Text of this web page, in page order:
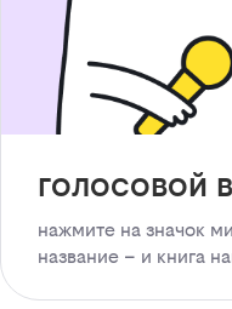
голосовой
нажмите на значок
название – и книга